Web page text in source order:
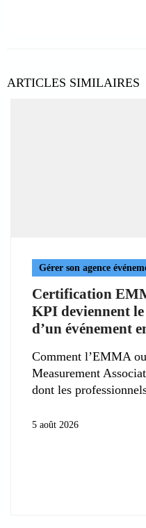
ARTICLES SIMILAIRES
Gérer son agence
Certification
KPI deviennent
d’un événement
Comment l’EMMA
Measurement
dont les
5 août 2026